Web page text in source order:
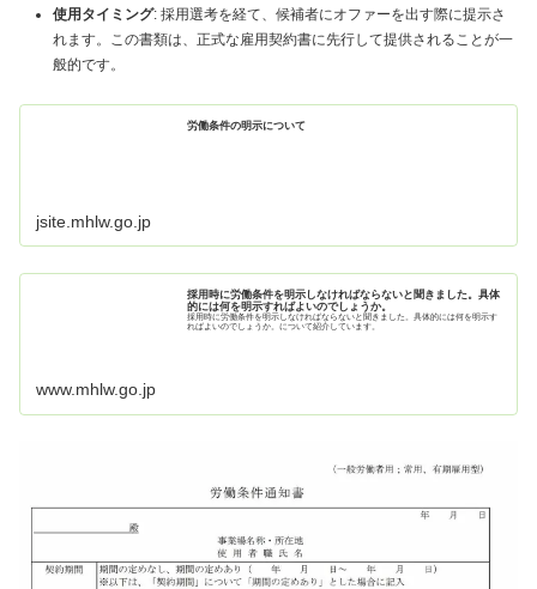
使用タイミング: 採用選考を経て、候補者にオファーを出す際に提示さ
れます。この書類は、正式な雇用契約書に先行して提供されることが一
般的です。
労働条件の明示について
jsite.mhlw.go.jp
採用時に労働条件を明示しなければならないと聞きました。具体
的には何を明示すればよいのでしょうか。
採用時に労働条件を明示しなければならないと聞きました。具体的には何を明示す
ればよいのでしょうか。について紹介しています。
www.mhlw.go.jp